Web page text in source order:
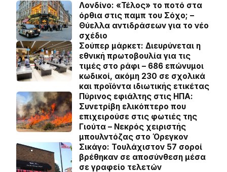
Λονδίνο: «Τέλος» το ποτό στα
όρθια στις παμπ του Σόχο; –
Θύελλα αντιδράσεων για το νέο
σχέδιο
Σούπερ μάρκετ: Διευρύνεται η
εθνική πρωτοβουλία για τις
τιμές στο ράφι – 686 επώνυμοι
κωδικοί, ακόμη 230 σε σχολικά
και προϊόντα ιδιωτικής ετικέτας
Πύρινος εφιάλτης στις ΗΠΑ:
Συνετρίβη ελικόπτερο που
επιχειρούσε στις φωτιές της
Γιούτα – Νεκρός χειριστής
μπουλντόζας στο Όρεγκον
Σικάγο: Τουλάχιστον 57 σοροί
βρέθηκαν σε αποσύνθεση μέσα
σε γραφείο τελετών